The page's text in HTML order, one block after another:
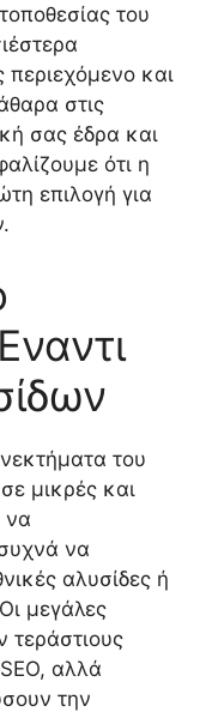
του
περιεχόμενο και
στις
σας έδρα και
ότι η
επιλογή για
του
σε μικρές και
να
να
αλυσίδες ή
μεγάλες
τεράστιους
αλλά
την